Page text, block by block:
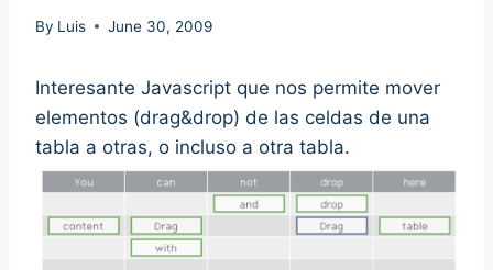
By Luis June 30, 2009
Interesante Javascript que nos permite mover
elementos (drag&drop) de las celdas de una
tabla a otras, o incluso a otra tabla.